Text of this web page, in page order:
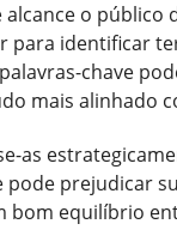
o público
para identificar
chave
mais alinhado
as
prejudicar
bom equilíbrio